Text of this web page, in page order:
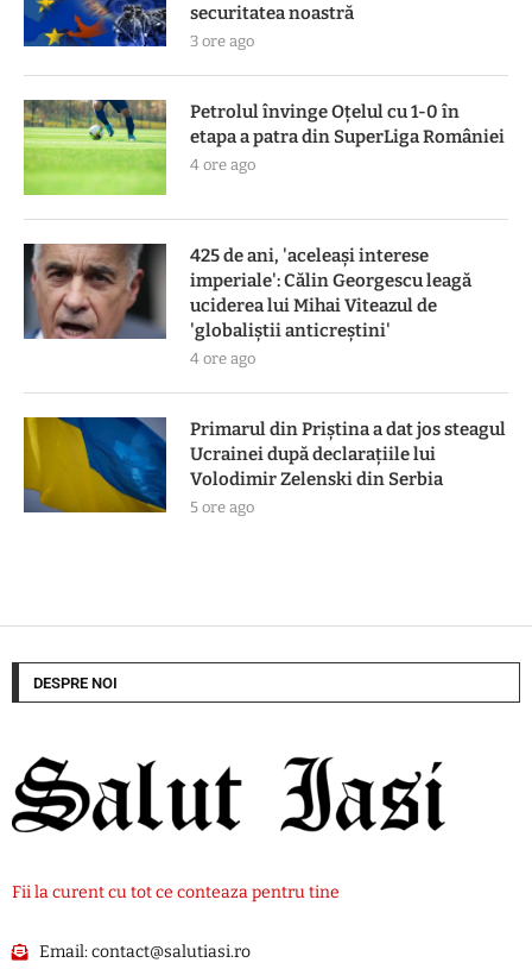
securitatea noastră
3 ore ago
Petrolul învinge Oțelul cu 1-0 în
etapa a patra din SuperLiga României
4 ore ago
425 de ani, 'aceleași interese
imperiale': Călin Georgescu leagă
uciderea lui Mihai Viteazul de
'globaliștii anticreștini'
4 ore ago
Primarul din Priștina a dat jos steagul
Ucrainei după declarațiile lui
Volodimir Zelenski din Serbia
5 ore ago
DESPRE NOI
Fii la curent cu tot ce conteaza pentru tine
Email:contact@salutiasi.ro